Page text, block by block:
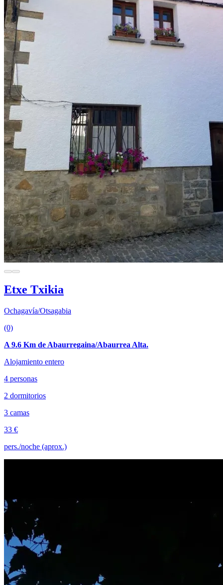
Etxe Txikia
Ochagavía/Otsagabia
(0)
A 9.6 Km de Abaurregaina/Abaurrea Alta.
Alojamiento entero
4 personas
2 dormitorios
3 camas
33 €
pers./noche (aprox.)